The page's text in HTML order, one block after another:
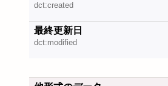
dct:created
最終更新日
dct:modified